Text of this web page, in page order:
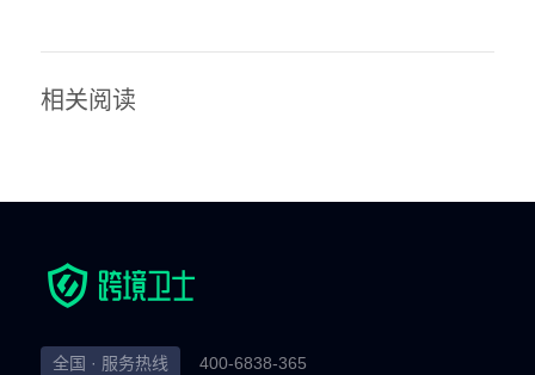
相关阅读
全国 · 服务热线 400-6838-365